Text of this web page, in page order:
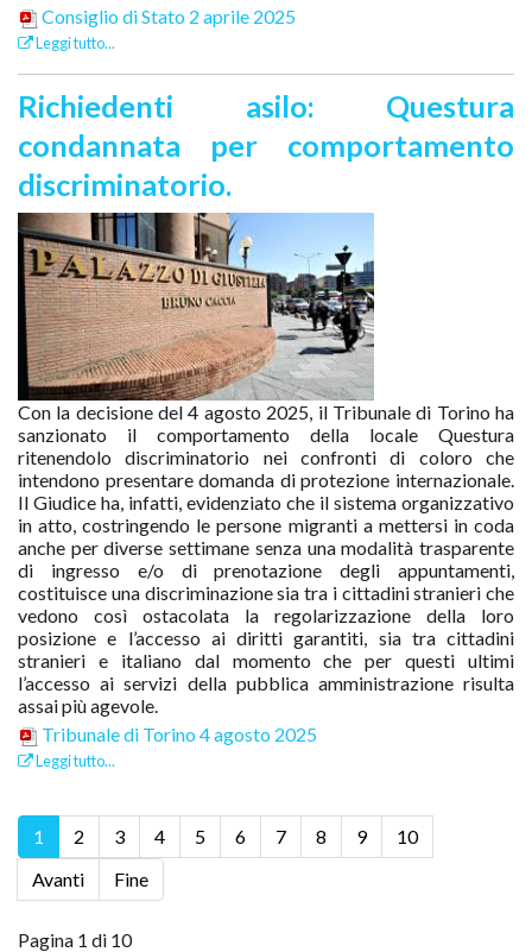
Consiglio di Stato 2 aprile 2025
Leggi tutto...
Richiedenti asilo: Questura
condannata per comportamento
discriminatorio.
Con la decisione del 4 agosto 2025, il Tribunale di Torino ha
sanzionato il comportamento della locale Questura
ritenendolo discriminatorio nei confronti di coloro che
intendono presentare domanda di protezione internazionale.
Il Giudice ha, infatti, evidenziato che il sistema organizzativo
in atto, costringendo le persone migranti a mettersi in coda
anche per diverse settimane senza una modalità trasparente
di ingresso e/o di prenotazione degli appuntamenti,
costituisce una discriminazione sia tra i cittadini stranieri che
vedono così ostacolata la regolarizzazione della loro
posizione e l’accesso ai diritti garantiti, sia tra cittadini
stranieri e italiano dal momento che per questi ultimi
l’accesso ai servizi della pubblica amministrazione risulta
assai più agevole.
Tribunale di Torino 4 agosto 2025
Leggi tutto...
1 2 3 4 5 6 7 8 9
10
Avanti
Fine
Pagina 1 di 10